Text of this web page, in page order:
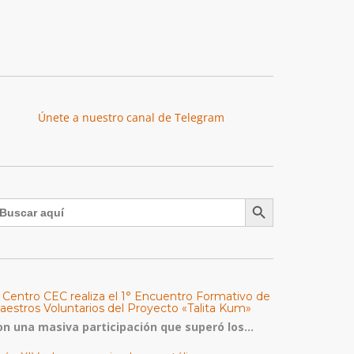
Únete a nuestro canal de Telegram
Botón de búsqueda
Centro CEC realiza el 1° Encuentro Formativo de
Voluntarios del Proyecto «Talita Kum»
una masiva participación que superó los...